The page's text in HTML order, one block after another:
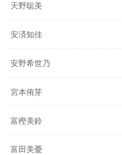
天野聡美
安済知佳
安野希世乃
宮本侑芽
富樫美鈴
富田美憂